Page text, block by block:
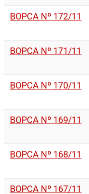
BOPCA Nº 172/11
BOPCA Nº 171/11
BOPCA Nº 170/11
BOPCA Nº 169/11
BOPCA Nº 168/11
BOPCA Nº 167/11